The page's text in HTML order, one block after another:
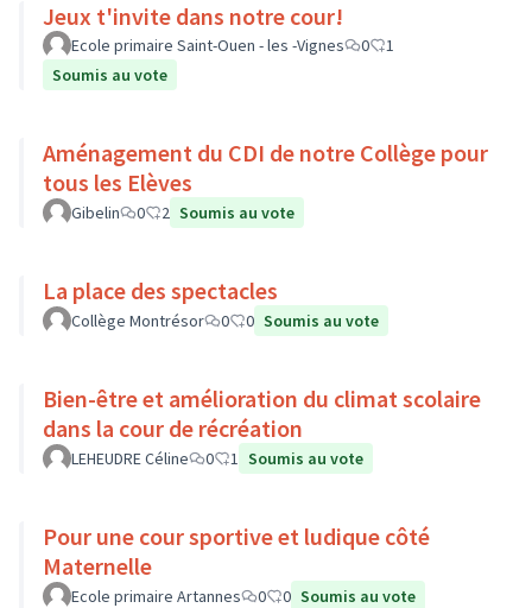
Jeux t'invite dans notre cour!
Ecole primaire Saint-Ouen - les -Vignes 0
1
Soumis au vote
Aménagement du CDI de notre Collège pour
tous les Elèves
Gibelin 0 2 Soumis au vote
La place des spectacles
Collège Montrésor 0 0 Soumis au vote
Bien-être et amélioration du climat scolaire
dans la cour de récréation
LEHEUDRE Céline 0 1 Soumis au vote
Pour une cour sportive et ludique côté
Maternelle
Ecole primaire Artannes 0 0 Soumis au vote